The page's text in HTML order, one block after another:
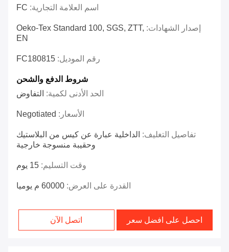
اسم العلامة التجارية: FC
إصدار الشهادات: Oeko-Tex Standard 100, SGS, ZTT,
EN
رقم الموديل: FC180815
شروط الدفع والشحن
الحد الأدنى لكمية: التفاوض
الأسعار: Negotiated
تفاصيل التغليف: الداخلية عبارة عن كيس من البلاستيك
وحقيبة منسوجة خارجية
وقت التسليم: 15 يوم
القدرة على العرض: 60000 م يوميا
احصل على افضل سعر اتصل الآن